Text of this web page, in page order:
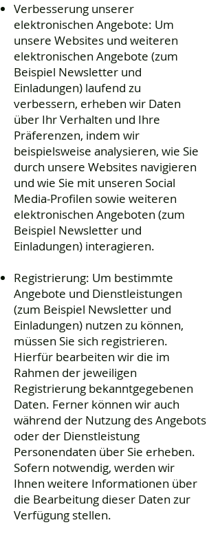
Verbesserung unserer
elektronischen Angebote: Um
unsere Websites und weiteren
elektronischen Angebote (zum
Beispiel Newsletter und
Einladungen) laufend zu
verbessern, erheben wir Daten
über Ihr Verhalten und Ihre
Präferenzen, indem wir
beispielsweise analysieren, wie Sie
durch unsere Websites navigieren
und wie Sie mit unseren Social
Media-Profilen sowie weiteren
elektronischen Angeboten (zum
Beispiel Newsletter und
Einladungen) interagieren.
Registrierung: Um bestimmte
Angebote und Dienstleistungen
(zum Beispiel Newsletter und
Einladungen) nutzen zu können,
müssen Sie sich registrieren.
Hierfür bearbeiten wir die im
Rahmen der jeweiligen
Registrierung bekanntgegebenen
Daten. Ferner können wir auch
während der Nutzung des Angebots
oder der Dienstleistung
Personendaten über Sie erheben.
Sofern notwendig, werden wir
Ihnen weitere Informationen über
die Bearbeitung dieser Daten zur
Verfügung stellen.